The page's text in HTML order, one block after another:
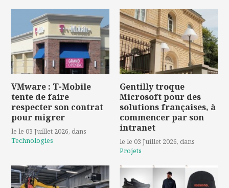
VMware : T-Mobile
tente de faire
respecter son contrat
pour migrer
le le 03 Juillet 2026, dans
Technologies
Gentilly troque
Microsoft pour des
solutions françaises, à
commencer par son
intranet
le le 03 Juillet 2026, dans
Projets